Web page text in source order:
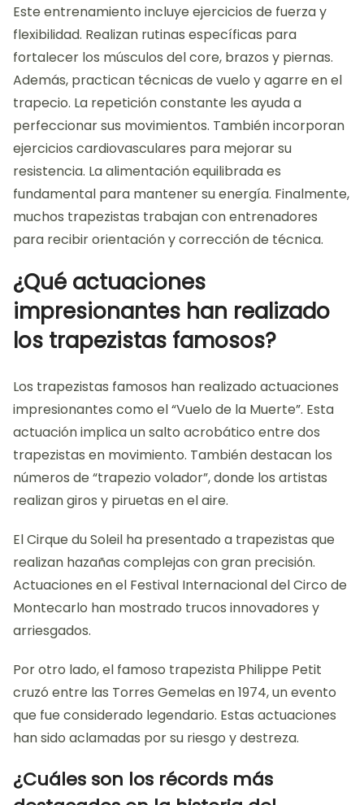
Este entrenamiento incluye ejercicios de fuerza y
flexibilidad. Realizan rutinas específicas para
fortalecer los músculos del core, brazos y piernas.
Además, practican técnicas de vuelo y agarre en el
trapecio. La repetición constante les ayuda a
perfeccionar sus movimientos. También incorporan
ejercicios cardiovasculares para mejorar su
resistencia. La alimentación equilibrada es
fundamental para mantener su energía. Finalmente,
muchos trapezistas trabajan con entrenadores
para recibir orientación y corrección de técnica.
¿Qué actuaciones
impresionantes han realizado
los trapezistas famosos?
Los trapezistas famosos han realizado actuaciones
impresionantes como el “Vuelo de la Muerte”. Esta
actuación implica un salto acrobático entre dos
trapezistas en movimiento. También destacan los
números de “trapezio volador”, donde los artistas
realizan giros y piruetas en el aire.
El Cirque du Soleil ha presentado a trapezistas que
realizan hazañas complejas con gran precisión.
Actuaciones en el Festival Internacional del Circo de
Montecarlo han mostrado trucos innovadores y
arriesgados.
Por otro lado, el famoso trapezista Philippe Petit
cruzó entre las Torres Gemelas en 1974, un evento
que fue considerado legendario. Estas actuaciones
han sido aclamadas por su riesgo y destreza.
¿Cuáles son los récords más